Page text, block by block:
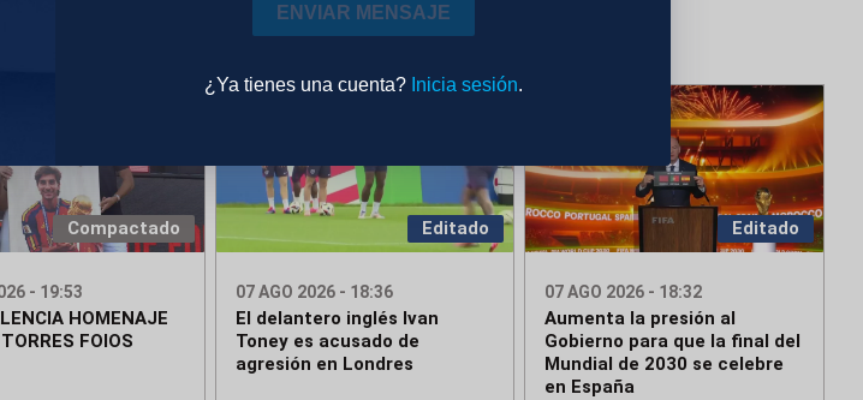
ENVIAR MENSAJE
¿Ya tienes una cuenta? Inicia sesión.
Compactado
- 19:53
HOMENAJE
FOIOS
Editado
07 AGO 2026 - 18:36
El delantero inglés Ivan
Toney es acusado de
agresión en Londres
Editado
07 AGO 2026 - 18:32
Aumenta la presión al
Gobierno para que la final del
Mundial de 2030 se celebre
en España